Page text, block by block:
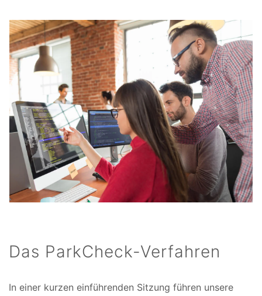
Das ParkCheck-Verfahren
In einer kurzen einführenden Sitzung führen unsere